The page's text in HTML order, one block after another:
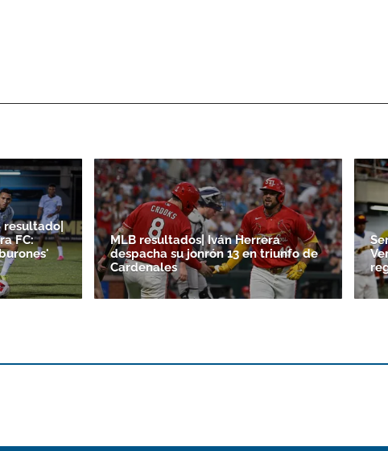
resultado|
FC:
MLB resultados| Iván Herrera
despacha su jonrón 13 en triunfo de
Cardenales